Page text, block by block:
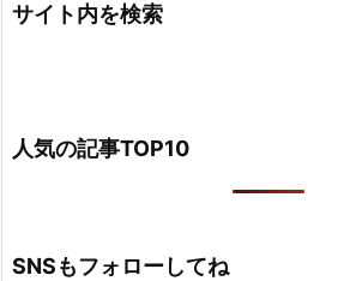
サイト内を検索
人気の記事TOP10
SNSもフォローしてね